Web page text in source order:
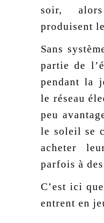
soir,
produisent
Sans
partie de
pendant la
le réseau
peu
le soleil se
acheter
parfois à
C’est ici
entrent en